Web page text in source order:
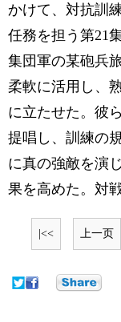
かけて、対抗訓
任務を担う第21
集団軍の某砲兵
柔軟に活用し、
に立たせた。彼
提唱し、訓練の
に真の強敵を演
果を高めた。対
|<< 上一页